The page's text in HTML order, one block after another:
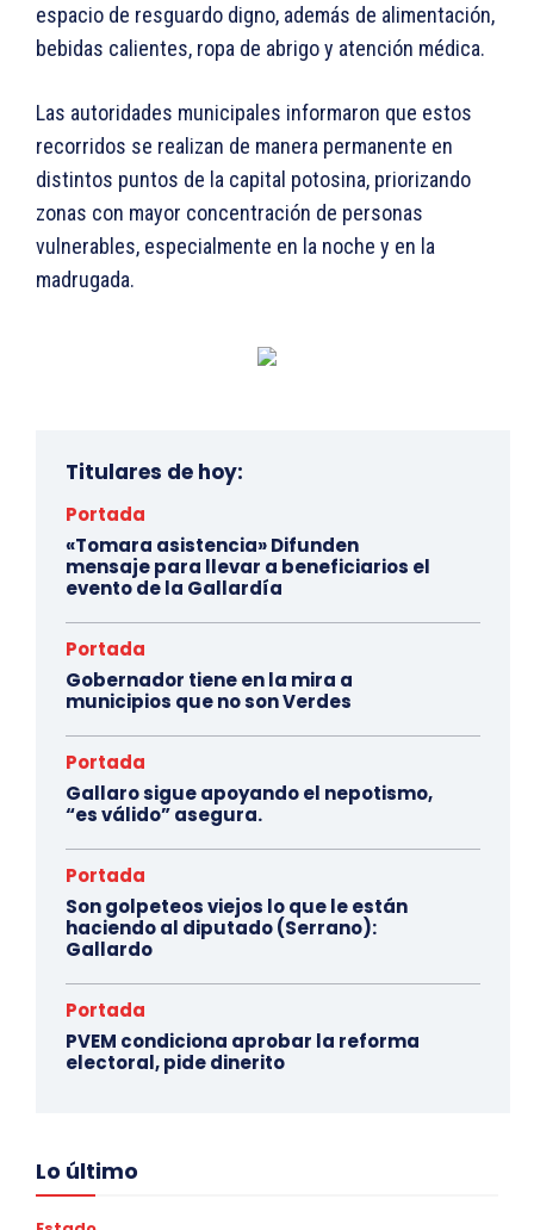
espacio de resguardo digno, además de alimentación,
bebidas calientes, ropa de abrigo y atención médica.
Las autoridades municipales informaron que estos
recorridos se realizan de manera permanente en
distintos puntos de la capital potosina, priorizando
zonas con mayor concentración de personas
vulnerables, especialmente en la noche y en la
madrugada.
Titulares de hoy:
Portada
«Tomara asistencia» Difunden
mensaje para llevar a beneficiarios el
evento de la Gallardía
Portada
Gobernador tiene en la mira a
municipios que no son Verdes
Portada
Gallaro sigue apoyando el nepotismo,
“es válido” asegura.
Portada
Son golpeteos viejos lo que le están
haciendo al diputado (Serrano):
Gallardo
Portada
PVEM condiciona aprobar la reforma
electoral, pide dinerito
Lo último